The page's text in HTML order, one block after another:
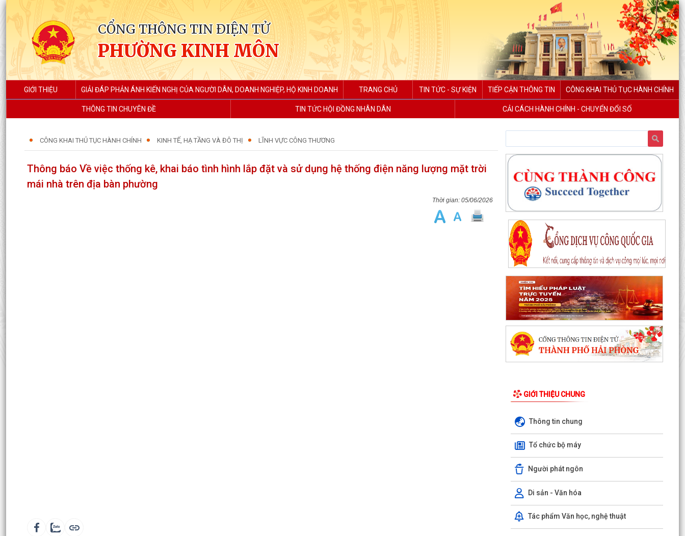
CỔNG THÔNG TIN ĐIỆN TỬ
PHƯỜNG KINH MÔN
GIỚI THIỆU GIẢI ĐÁP PHẢN ÁNH KIẾN NGHỊ CỦA NGƯỜI DÂN, DOANH NGHIỆP, HỘ KINH DOANH TRANG CHỦ TIN TỨC - SỰ KIỆN TIẾP CẬN THÔNG TIN CÔNG KHAI THỦ TỤC HÀNH CHÍNH
THÔNG TIN CHUYÊN ĐỀ TIN TỨC HỘI ĐỒNG NHÂN DÂN CẢI CÁCH HÀNH CHÍNH - CHUYỂN ĐỔI SỐ
CÔNG KHAI THỦ TỤC HÀNH CHÍNH KINH TẾ, HẠ TẦNG VÀ ĐÔ THỊ LĨNH VỰC CÔNG THƯƠNG
Thông báo Về việc thống kê, khai báo tình hình lắp đặt và sử dụng hệ thống điện năng lượng mặt trời
mái nhà trên địa bàn phường
05/06/2026
GIỚI THIỆU CHUNG
Thông tin chung
Tổ chức bộ máy
Người phát ngôn
Di sản - Văn hóa
Tác phẩm Văn học, nghệ thuật
Thông báo Chung kết Hội thi lực lượng tham gia
bảo vệ an ninh, trật tự ở cơ sở giỏi toàn quốc
(lần...
hành chính trên môi trường điện tử
qua ứng dụng eTax Mobile
Hướng dẫn cài đặt và sử dụng, nộp thuế qua
dụng ứng dụng eTax Mobile
7 LOẠI PHÍ KHI THỰC HIỆN THỦ TỤC HÀNH
CHÍNH TRỰC TUYẾN